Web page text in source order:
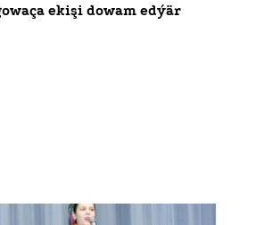
ekişi dowam edýär